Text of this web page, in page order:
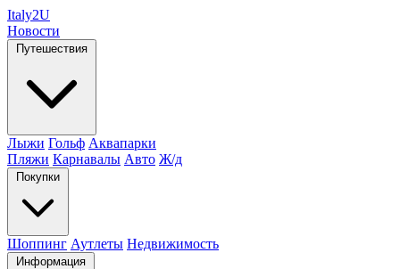
Italy2U
Новости
Путешествия
Лыжи Гольф Аквапарки
Пляжи Карнавалы Авто Ж/д
Покупки
Шоппинг Аутлеты Недвижимость
Информация